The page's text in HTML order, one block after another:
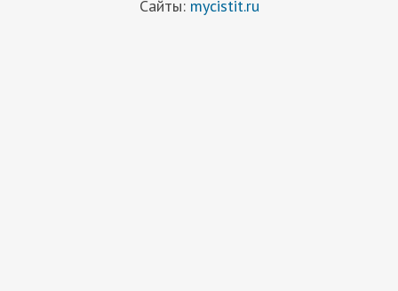
Сайты: mycistit.ru